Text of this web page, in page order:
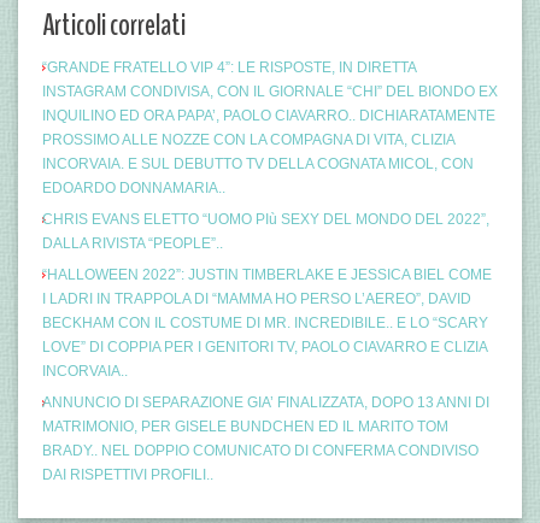
Articoli correlati
“GRANDE FRATELLO VIP 4”: LE RISPOSTE, IN DIRETTA
INSTAGRAM CONDIVISA, CON IL GIORNALE “CHI” DEL BIONDO EX
INQUILINO ED ORA PAPA’, PAOLO CIAVARRO.. DICHIARATAMENTE
PROSSIMO ALLE NOZZE CON LA COMPAGNA DI VITA, CLIZIA
INCORVAIA. E SUL DEBUTTO TV DELLA COGNATA MICOL, CON
EDOARDO DONNAMARIA..
CHRIS EVANS ELETTO “UOMO PIù SEXY DEL MONDO DEL 2022”,
DALLA RIVISTA “PEOPLE”..
“HALLOWEEN 2022”: JUSTIN TIMBERLAKE E JESSICA BIEL COME
I LADRI IN TRAPPOLA DI “MAMMA HO PERSO L’AEREO”, DAVID
BECKHAM CON IL COSTUME DI MR. INCREDIBILE.. E LO “SCARY
LOVE” DI COPPIA PER I GENITORI TV, PAOLO CIAVARRO E CLIZIA
INCORVAIA..
ANNUNCIO DI SEPARAZIONE GIA’ FINALIZZATA, DOPO 13 ANNI DI
MATRIMONIO, PER GISELE BUNDCHEN ED IL MARITO TOM
BRADY.. NEL DOPPIO COMUNICATO DI CONFERMA CONDIVISO
DAI RISPETTIVI PROFILI..